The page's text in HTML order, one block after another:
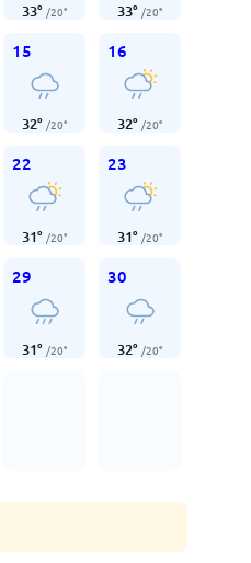
33° /20° 33° /20°
15
32° /20°
16
32° /20°
22
31° /20°
23
31° /20°
29
31° /20°
30
32° /20°